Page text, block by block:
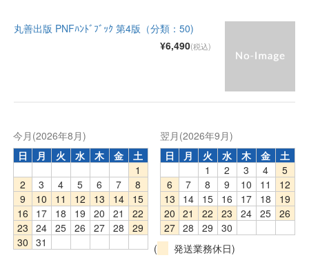
丸善出版 PNFﾊﾝﾄﾞﾌﾞｯｸ 第4版（分類：50)
¥6,490(税込)
今月(2026年8月)
日
月 火 水 木 金
土
1
2
3 4 5 6 7
8
9
10 11 12 13 14
15
16
17 18 19 20 21
22
23
24 25 26 27 28
29
30
31
翌月(2026年9月)
日
月 火 水 木 金
土
1
2 3 4
5
6
7 8 9 10 11
12
13
14 15 16 17 18
19
20
21 22 23 24 25
26
27 28 29
30
(
発送業務休日)